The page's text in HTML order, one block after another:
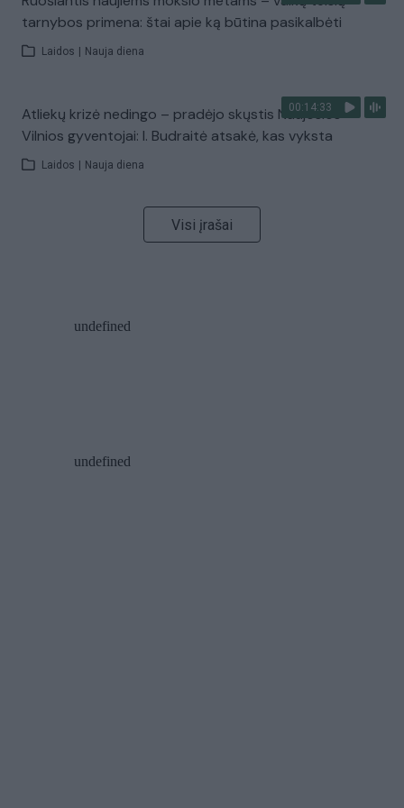
tarnybos primena: štai apie ką būtina pasikalbėti
Laidos Nauja diena
00:14:33
Atliekų krizė nedingo – pradėjo skųstis Naujosios
Vilnios gyventojai: I. Budraitė atsakė, kas vyksta
Laidos Nauja diena
Visi įrašai